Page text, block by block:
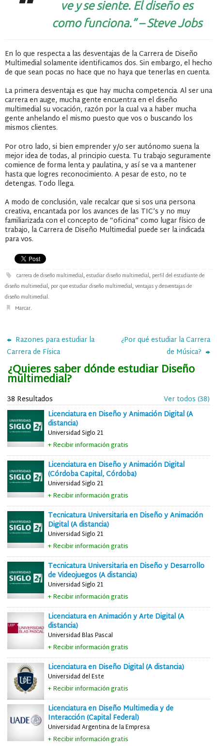
ve y se siente. El diseño es
como funciona.” – Steve Jobs
En lo que respecta a las desventajas de la Carrera de Diseño
Multimedial solamente identificamos dos. Sin embargo, el hecho
de que sean pocas no hace que no haya que tenerlas en cuenta.
La primera desventaja es que hay mucha competencia. Al ser una
carrera en auge, mucha gente encuentra en el diseño
multimedial su vocación, razón por la cual va a haber mucha
gente anhelando el mismo puesto que vos o buscando los
mismos clientes.
Por otro lado, si bien emprender y/o ser autónomo suena la
mejor idea de todas, al principio cuesta. Tu trabajo seguramente
comience de forma lenta y paulatina, y así se va a mantener
hasta que logres reconocimiento. A pesar de esto, no te
detengas. Todo llega.
A modo de conclusión, vale recalcar que si sos una persona
creativa, encantada por los avances de las TIC’s y no muy
familiarizada con el concepto de “oficina” como lugar físico de
trabajo, la Carrera de Diseño Multimedial puede ser la indicada
para vos.
carrera de diseño multimedial,estudiar diseño multimedial, perfil del estudiante de
diseño multimedial, por que estudiar diseño multimedial, ventajas y desventajas de
diseño multimedial.
Marcar.
Razones para estudiar la
Carrera de Física
¿Por qué estudiar la Carrera
de Música?
¿Quieres saber dónde estudiar Diseño
multimedial?
38 Resultados
Ver todos (38)
Licenciatura en Diseño y Animación Digital (A
distancia)
Universidad Siglo 21
+ Recibir información gratis
Licenciatura en Diseño y Animación Digital
(Córdoba Capital, Córdoba)
Universidad Siglo 21
+ Recibir información gratis
Tecnicatura Universitaria en Diseño y Animación
Digital (A distancia)
Universidad Siglo 21
+ Recibir información gratis
Tecnicatura Universitaria en Diseño y Desarrollo
de Videojuegos (A distancia)
Universidad Siglo 21
+ Recibir información gratis
Licenciatura en Animación y Arte Digital (A
distancia)
Universidad Blas Pascal
+ Recibir información gratis
Licenciatura en Diseño Digital (A distancia)
Universidad del Este
+ Recibir información gratis
Licenciatura en Diseño Multimedia y de
Interacción (Capital Federal)
Universidad Argentina de la Empresa
+ Recibir información gratis